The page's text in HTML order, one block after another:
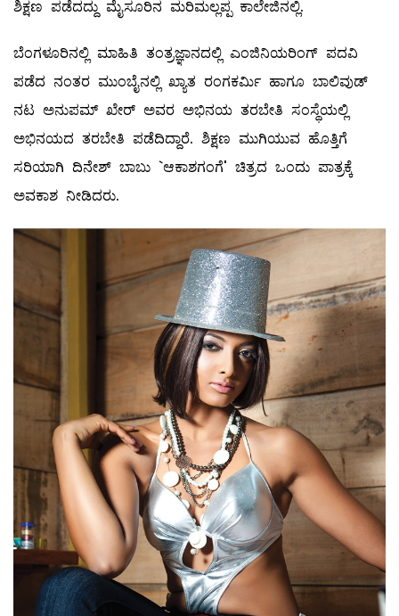
ಶಿಕ್ಷಣ ಪಡೆದದ್ದು ಮೈಸೂರಿನ ಮರಿಮಲ್ಲಪ್ಪ ಕಾಲೇಜಿನಲ್ಲಿ.
ಬೆಂಗಳೂರಿನಲ್ಲಿ ಮಾಹಿತಿ ತಂತ್ರಜ್ಞಾನದಲ್ಲಿ ಎಂಜಿನಿಯರಿಂಗ್‌ ಪದವಿ
ಪಡೆದ ನಂತರ ಮುಂಬೈನಲ್ಲಿ ಖ್ಯಾತ ರಂಗಕರ್ಮಿ ಹಾಗೂ ಬಾಲಿವುಡ್‌
ನಟ ಅನುಪಮ್ ಖೇರ್‌ ಅವರ ಅಭಿನಯ ತರಬೇತಿ ಸಂಸ್ಥೆಯಲ್ಲಿ
ಅಭಿನಯದ ತರಬೇತಿ ಪಡೆದಿದ್ದಾರೆ. ಶಿಕ್ಷಣ ಮುಗಿಯುವ ಹೊತ್ತಿಗೆ
ಸರಿಯಾಗಿ ದಿನೇಶ್‌ ಬಾಬು `ಆಕಾಶಗಂಗೆ' ಚಿತ್ರದ ಒಂದು ಪಾತ್ರಕ್ಕೆ
ಅವಕಾಶ ನೀಡಿದರು.